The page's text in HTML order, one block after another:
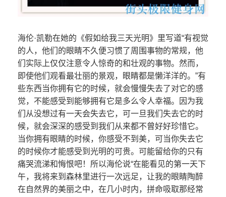
海伦·凯勒在她的《假如给我三天光明》里写道“有视觉
的人，他们的眼睛不久便习惯了周围事物的常规，他
们实际上仅仅注意令人惊奇的和壮观的事物。然而，
即使他们观看最壮丽的景观，眼睛都是懒洋洋的。”有
些东西当你拥有它的时候，就会慢慢失去了对它的感
觉，不能感受到能够拥有它是多么令人幸福。因为我
们从没想过有一天会失去它，可一旦我们失去它的时
候，就会深深的感受到我们从来都不曾好好珍惜它。
当你拥有眼睛的时候，你感受不到美，可当你失去它
的时候你才能感受到光明的可贵。可能留给你的只有
痛哭流涕和悔恨吧！所以海伦说“在能看见的第一天下
午，我将来到森林里进行一次远足，让我的眼睛陶醉
在自然界的美丽之中，在几小时内，拼命吸取那经常